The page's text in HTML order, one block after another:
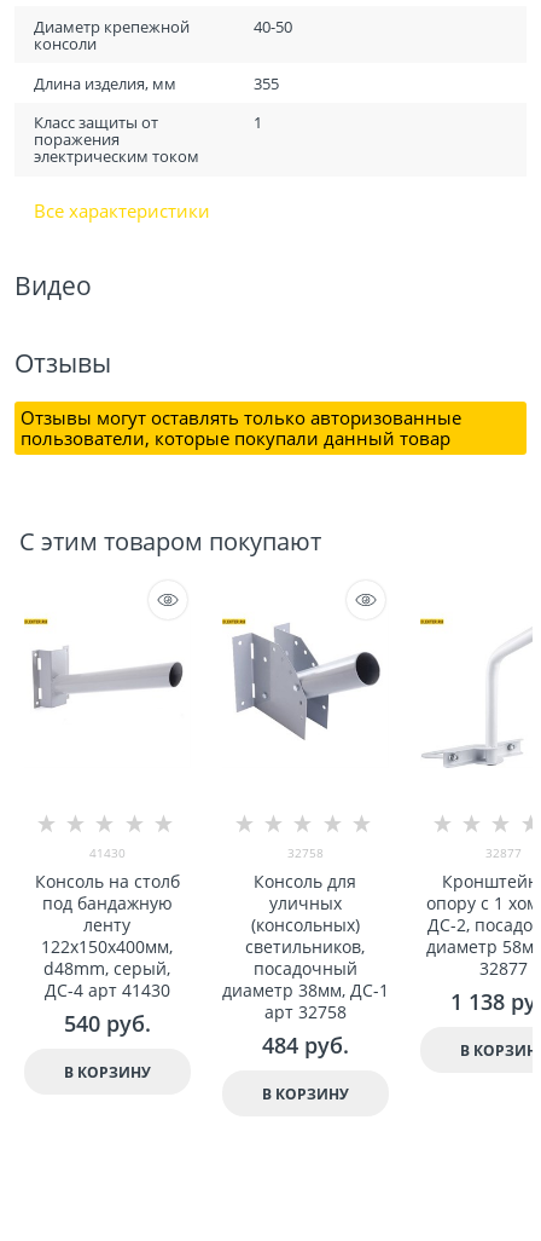
Диаметр крепежной
консоли
40-50
Длина изделия, мм
355
Класс защиты от
поражения
электрическим током
1
Все характеристики
Видео
Отзывы
Отзывы могут оставлять только авторизованные
пользователи, которые покупали данный товар
С этим товаром покупают
41430
Консоль на столб
под бандажную
ленту
122x150x400мм,
d48mm, серый,
ДС-4 арт 41430
540 руб.
В КОРЗИНУ
32758
Консоль для
уличныx
(консольныx)
светильников,
посадочный
диаметр 38мм, ДС-1
арт 32758
484 руб.
В КОРЗИНУ
32877
опору с 1
ДС-2,
диаметр
32877
1 138
В